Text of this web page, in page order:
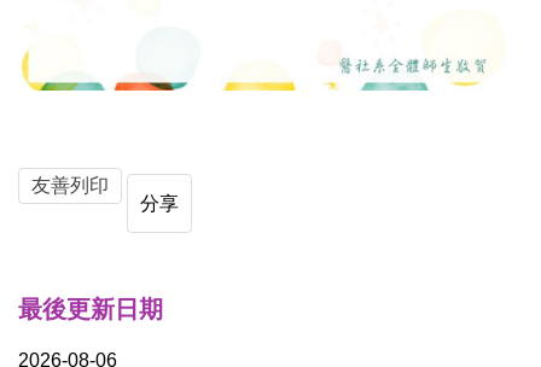
友善列印
分享
最後更新日期
2026-08-06